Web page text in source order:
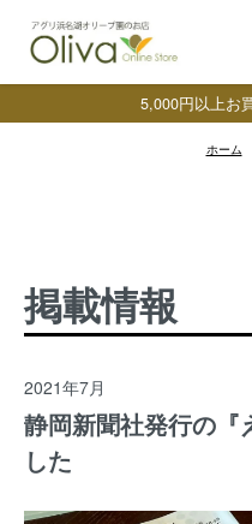
5,000円以上お
ホーム
掲載情報
2021年7月
静岡新聞社発行の『
した